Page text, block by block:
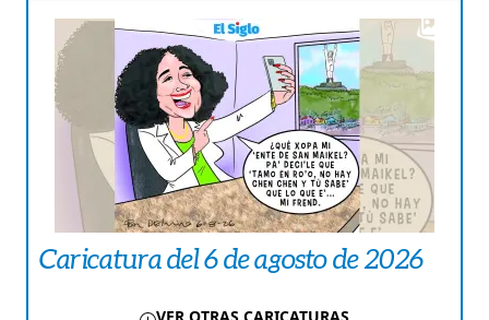
Caricatura del 6 de agosto de 2026